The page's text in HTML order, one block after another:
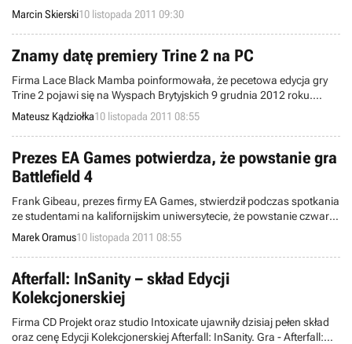
Pieśń Lodu i Ognia autorstwa George'a R. R. Martina.
Marcin Skierski10 listopada 2011 09:30
Znamy datę premiery Trine 2 na PC
Firma Lace Black Mamba poinformowała, że pecetowa edycja gry
Trine 2 pojawi się na Wyspach Brytyjskich 9 grudnia 2012 roku.
Brytyjczycy otrzymają dostęp do Edycji Kolekcjonerskiej zawierającej:
Trine 2, Trine, ścieżkę dźwiękową oraz album z grafikami
koncepcyjnymi.
Mateusz Kądziołka10 listopada 2011 08:55
Prezes EA Games potwierdza, że powstanie gra
Battlefield 4
Frank Gibeau, prezes firmy EA Games, stwierdził podczas spotkania
ze studentami na kalifornijskim uniwersytecie, że powstanie czwarta
odsłona serii Battlefield.
Marek Oramus10 listopada 2011 08:55
Afterfall: InSanity – skład Edycji
Kolekcjonerskiej
Firma CD Projekt oraz studio Intoxicate ujawniły dzisiaj pełen skład
oraz cenę Edycji Kolekcjonerskiej Afterfall: InSanity. Gra - Afterfall: